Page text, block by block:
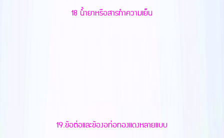
18 น้ำยาหรือสารทำความเย็น
19.ข้อต่อและข้องอท่อทองแดงหลายแบบ